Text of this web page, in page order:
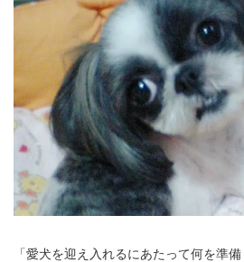
「愛犬を迎え入れるにあたって何を準